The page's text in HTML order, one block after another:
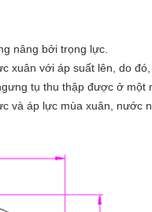
nâng bởi trọng lực.
xuân với áp suất lên, do
tụ thu thập được ở
và áp lực mùa xuân, nước